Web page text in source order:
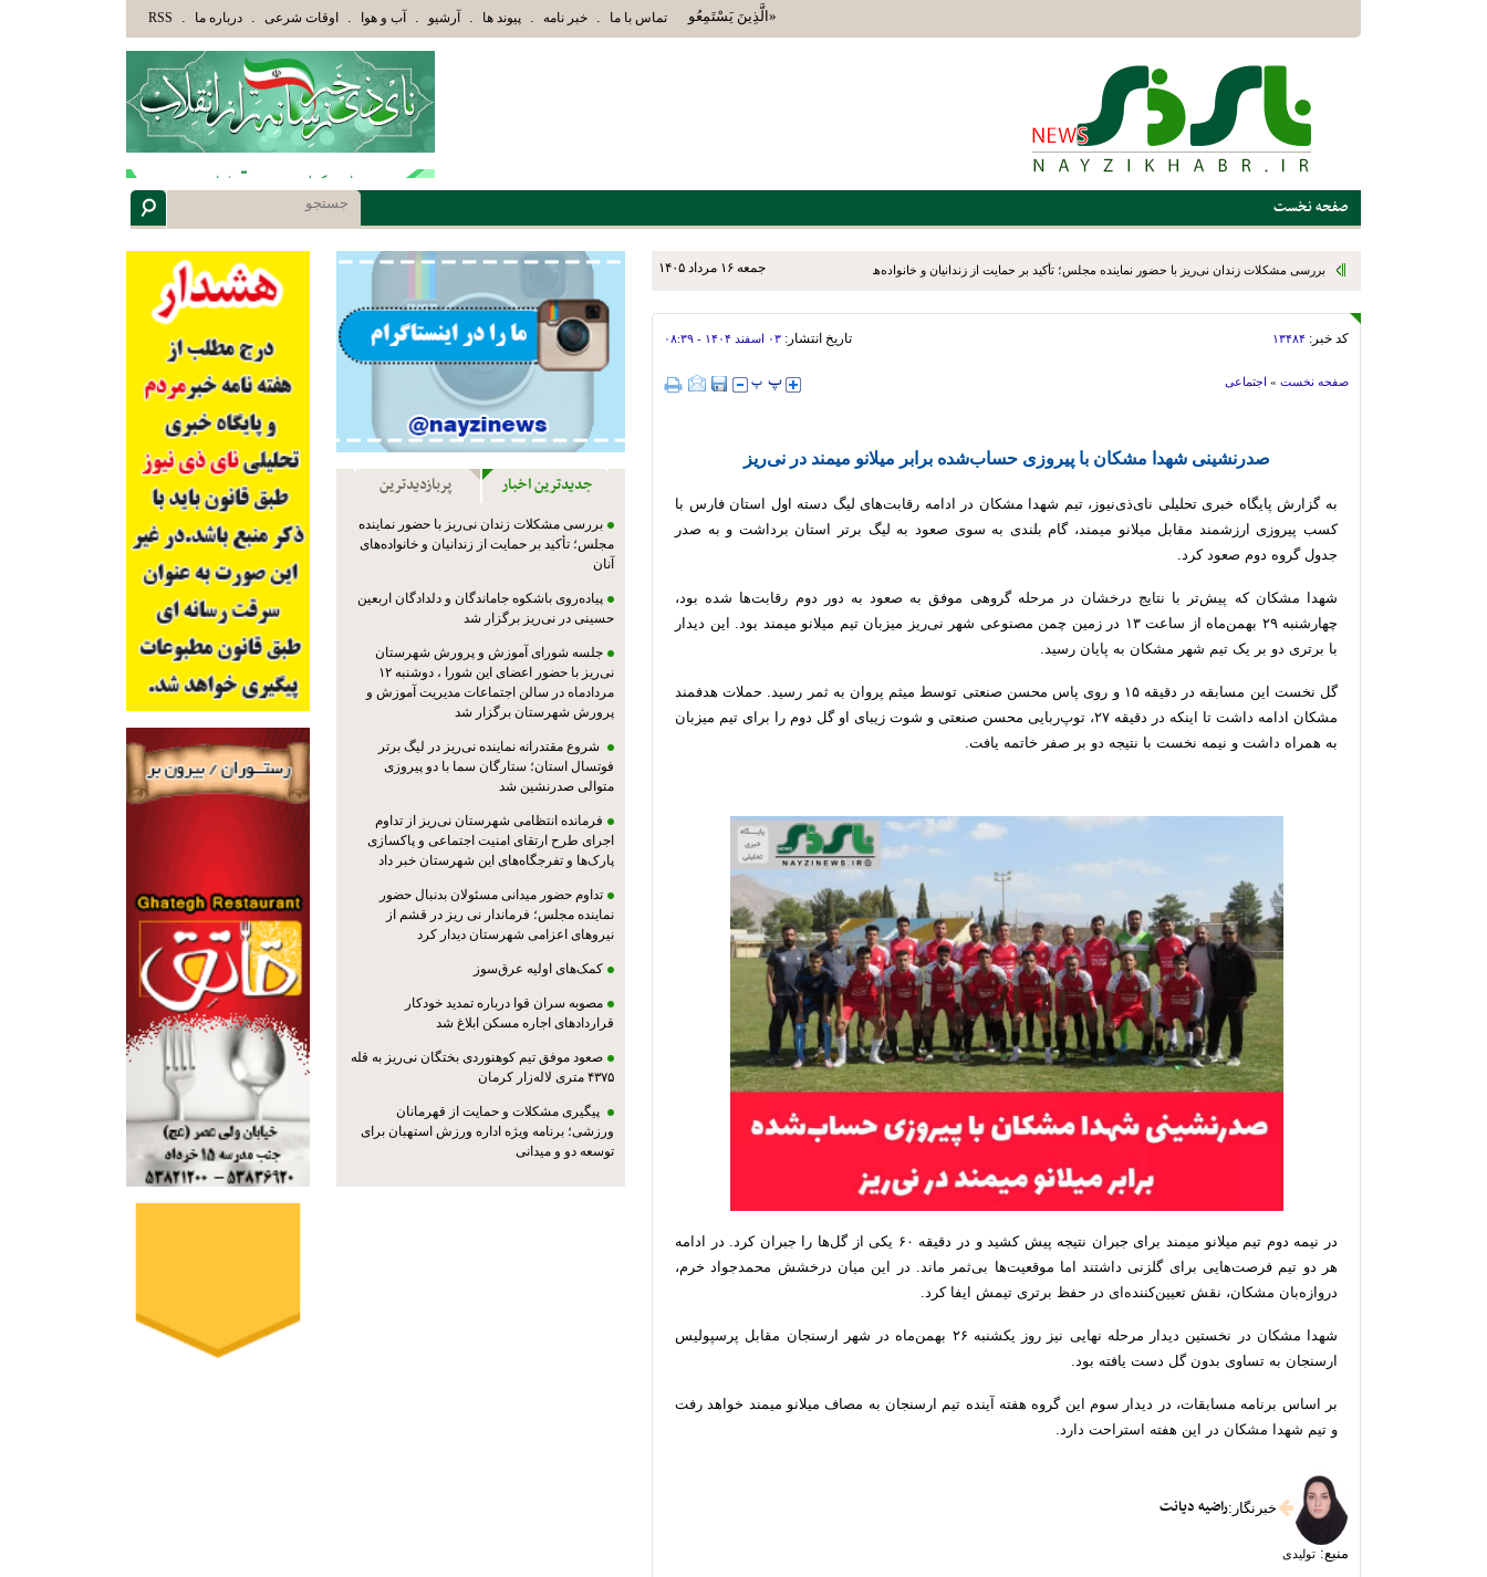
«الَّذِينَ يَسْتَمِعُونَ الْقَوْلَ فَيَتَّبِعُونَ أَحْسَنَهُ أُوْلَئِكَ الَّذِينَ هَدَاهُمُ اللَّهُ وَأُوْلَئِكَ هُمْ أُوْلُوا الْأَلْبَابِ» عاقلان هدایت یافته،حرفها را میشنوند و سپس
تماس با ما . خبر نامه . پیوند ها . آرشیو . آب و هوا . اوقات شرعی . درباره ما .
RSS
صفحه نخست
جمعه ۱۶ مرداد ۱۴۰۵ بررسی مشکلات زندان نی‌ریز با حضور نماینده مجلس؛ تأکید بر حمایت از زندانیان و خانواده‌های آنان
کد خبر: ۱۳۴۸۴ تاریخ انتشار: ۰۳ اسفند ۱۴۰۴ - ۰۸:۳۹
صفحه نخست » اجتماعی
صدرنشینی شهدا مشکان با پیروزی حساب‌شده برابر میلانو میمند در نی‌ریز
به گزارش پایگاه خبری تحلیلی نای‌ذی‌نیوز، تیم شهدا مشکان در ادامه رقابت‌های لیگ دسته اول استان فارس با
کسب پیروزی ارزشمند مقابل میلانو میمند، گام بلندی به سوی صعود به لیگ برتر استان برداشت و به صدر
جدول گروه دوم صعود کرد.
شهدا مشکان که پیش‌تر با نتایج درخشان در مرحله گروهی موفق به صعود به دور دوم رقابت‌ها شده بود،
چهارشنبه ۲۹ بهمن‌ماه از ساعت ۱۳ در زمین چمن مصنوعی شهر نی‌ریز میزبان تیم میلانو میمند بود. این دیدار
با برتری دو بر یک تیم شهر مشکان به پایان رسید.
گل نخست این مسابقه در دقیقه ۱۵ و روی پاس محسن صنعتی توسط میثم پروان به ثمر رسید. حملات هدفمند
مشکان ادامه داشت تا اینکه در دقیقه ۲۷، توپ‌ربایی محسن صنعتی و شوت زیبای او گل دوم را برای تیم میزبان
به همراه داشت و نیمه نخست با نتیجه دو بر صفر خاتمه یافت.
در نیمه دوم تیم میلانو میمند برای جبران نتیجه پیش کشید و در دقیقه ۶۰ یکی از گل‌ها را جبران کرد. در ادامه
هر دو تیم فرصت‌هایی برای گلزنی داشتند اما موقعیت‌ها بی‌ثمر ماند. در این میان درخشش محمدجواد خرم،
دروازه‌بان مشکان، نقش تعیین‌کننده‌ای در حفظ برتری تیمش ایفا کرد.
شهدا مشکان در نخستین دیدار مرحله نهایی نیز روز یکشنبه ۲۶ بهمن‌ماه در شهر ارسنجان مقابل پرسپولیس
ارسنجان به تساوی بدون گل دست یافته بود.
بر اساس برنامه مسابقات، در دیدار سوم این گروه هفته آینده تیم ارسنجان به مصاف میلانو میمند خواهد رفت
و تیم شهدا مشکان در این هفته استراحت دارد.
خبرنگار :راضیه دیانت
منبع: تولیدی
جدیدترین اخبار پربازدیدترین
بررسی مشکلات زندان نی‌ریز با حضور نماینده
مجلس؛ تأکید بر حمایت از زندانیان و خانواده‌های
آنان
پیاده‌روی باشکوه جاماندگان و دلدادگان اربعین
حسینی در نی‌ریز برگزار شد
جلسه شورای آموزش و پرورش شهرستان
نی‌ریز با حضور اعضای این شورا ، دوشنبه ۱۲
مردادماه در سالن اجتماعات مدیریت آموزش و
پرورش شهرستان برگزار شد
شروع مقتدرانه نماینده نی‌ریز در لیگ برتر
فوتسال استان؛ ستارگان سما با دو پیروزی
متوالی صدرنشین شد
فرمانده انتظامی شهرستان نی‌ریز از تداوم
اجرای طرح ارتقای امنیت اجتماعی و پاکسازی
پارک‌ها و تفرجگاه‌های این شهرستان خبر داد
تداوم حضور میدانی مسئولان بدنبال حضور
نماینده مجلس؛ فرماندار نی ریز در قشم از
نیروهای اعزامی شهرستان دیدار کرد
کمک‌های اولیه عرق‌سوز
مصوبه سران قوا درباره تمدید خودکار
قراردادهای اجاره مسکن ابلاغ شد
صعود موفق تیم کوهنوردی بختگان نی‌ریز به قله
۴۳۷۵ متری لاله‌زار کرمان
پیگیری مشکلات و حمایت از قهرمانان
ورزشی؛ برنامه ویژه اداره ورزش استهبان برای
توسعه دو و میدانی